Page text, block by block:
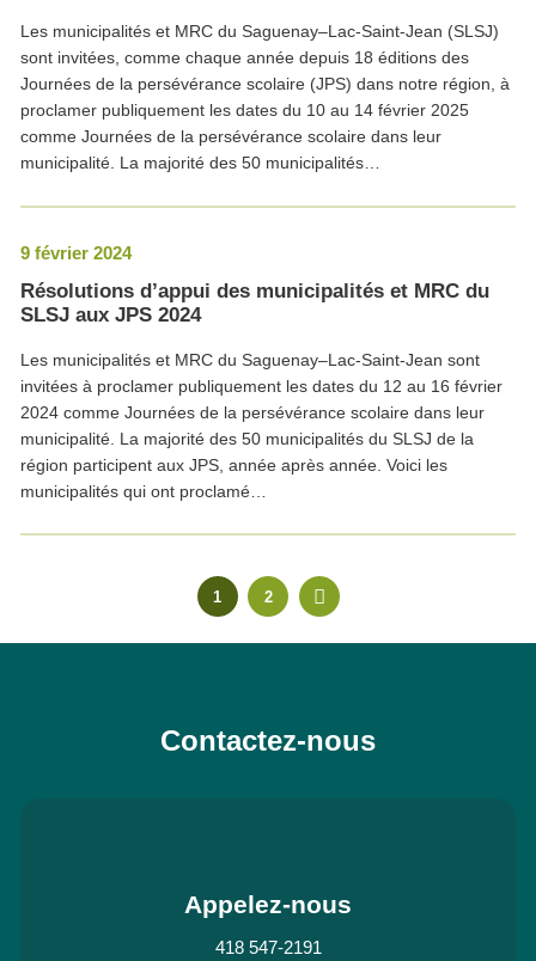
Les municipalités et MRC du Saguenay–Lac-Saint-Jean (SLSJ)
sont invitées, comme chaque année depuis 18 éditions des
Journées de la persévérance scolaire (JPS) dans notre région, à
proclamer publiquement les dates du 10 au 14 février 2025
comme Journées de la persévérance scolaire dans leur
municipalité. La majorité des 50 municipalités…
9 février 2024
Résolutions d’appui des municipalités et MRC du
SLSJ aux JPS 2024
Les municipalités et MRC du Saguenay–Lac-Saint-Jean sont
invitées à proclamer publiquement les dates du 12 au 16 février
2024 comme Journées de la persévérance scolaire dans leur
municipalité. La majorité des 50 municipalités du SLSJ de la
région participent aux JPS, année après année. Voici les
municipalités qui ont proclamé…
1 2
Contactez-nous
Appelez-nous
418 547-2191